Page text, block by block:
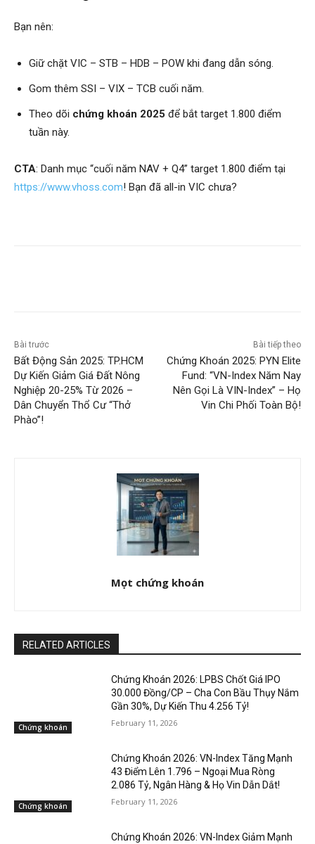
Bạn nên:
Giữ chặt VIC – STB – HDB – POW khi đang dẫn sóng.
Gom thêm SSI – VIX – TCB cuối năm.
Theo dõi chứng khoán 2025 để bắt target 1.800 điểm
tuần này.
CTA: Danh mục “cuối năm NAV + Q4” target 1.800 điểm tại
https://www.vhoss.com! Bạn đã all-in VIC chưa?
Bài trước
Bất Động Sản 2025: TP.HCM
Dự Kiến Giảm Giá Đất Nông
Nghiệp 20-25% Từ 2026 –
Dân Chuyển Thổ Cư “Thở
Phào”!
Bài tiếp theo
Chứng Khoán 2025: PYN Elite
Fund: “VN-Index Năm Nay
Nên Gọi Là VIN-Index” – Họ
Vin Chi Phối Toàn Bộ!
Mọt chứng khoán
RELATED ARTICLES
Chứng khoán
Chứng Khoán 2026: LPBS Chốt Giá IPO
30.000 Đồng/CP – Cha Con Bầu Thụy Nắm
Gần 30%, Dự Kiến Thu 4.256 Tỷ!
February 11, 2026
Chứng khoán
Chứng Khoán 2026: VN-Index Tăng Mạnh
43 Điểm Lên 1.796 – Ngoại Mua Ròng
2.086 Tỷ, Ngân Hàng & Họ Vin Dẫn Dắt!
February 11, 2026
Chứng Khoán 2026: VN-Index Giảm Mạnh